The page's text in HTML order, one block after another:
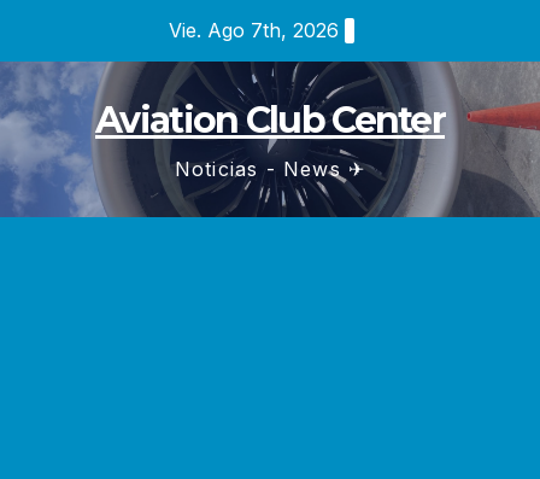
contenido
Vie. Ago 7th, 2026
Aviation Club Center
Noticias - News ✈